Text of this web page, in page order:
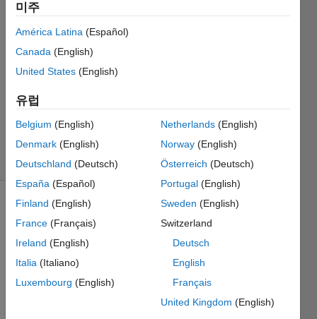
Debasish
Jana
2020 10월
23
업데이트
10월 23
조회 수: 6
(30일)
I am
미주
América Latina (Español)
Canada (English)
United States (English)
유럽
Belgium (English)
Denmark (English)
Deutschland (Deutsch)
España (Español)
Finland (English)
France (Français)
Ireland (English)
Italia (Italiano)
Luxembourg (English)
Netherlands(English)
Norway(English)
Österreich (Deutsch)
Portugal(English)
Sweden (English)
Switzerland
Deutsch
English
Français
United Kingdom (English)